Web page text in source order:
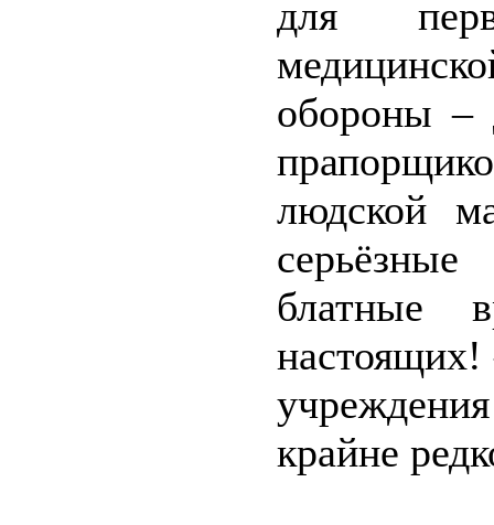
для
обороны –
людской
блатные
настоящих!
крайне